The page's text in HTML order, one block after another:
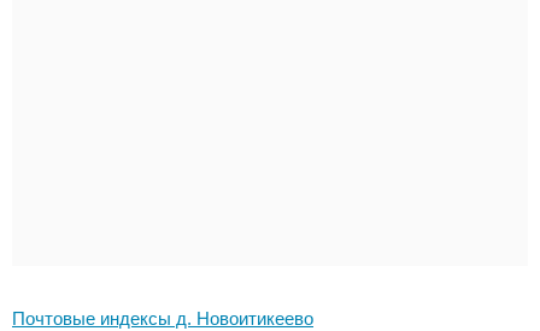
Почтовые индексы д. Новоитикеево